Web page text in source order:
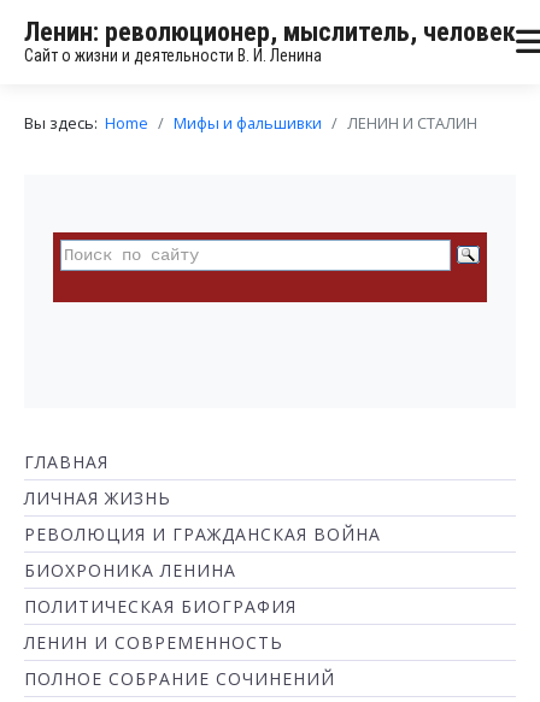
Ленин: революционер, мыслитель, человек
Сайт о жизни и деятельности В. И. Ленина
Вы здесь: Home Мифы и фальшивки ЛЕНИН И СТАЛИН
ГЛАВНАЯ
ЛИЧНАЯ ЖИЗНЬ
РЕВОЛЮЦИЯ И ГРАЖДАНСКАЯ ВОЙНА
БИОХРОНИКА ЛЕНИНА
ПОЛИТИЧЕСКАЯ БИОГРАФИЯ
ЛЕНИН И СОВРЕМЕННОСТЬ
ПОЛНОЕ СОБРАНИЕ СОЧИНЕНИЙ